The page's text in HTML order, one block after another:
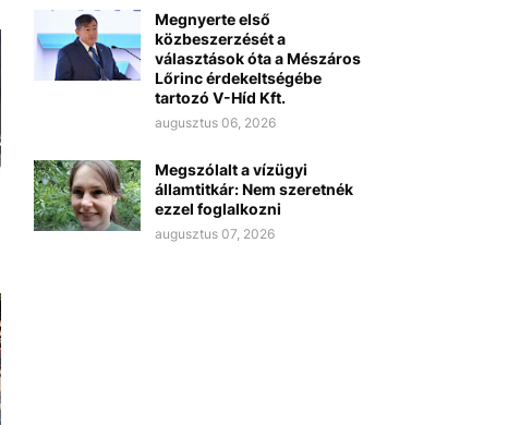
Megnyerte első
közbeszerzését a
választások óta a Mészáros
Lőrinc érdekeltségébe
tartozó V-Híd Kft.
augusztus 06, 2026
Megszólalt a vízügyi
államtitkár: Nem szeretnék
ezzel foglalkozni
augusztus 07, 2026